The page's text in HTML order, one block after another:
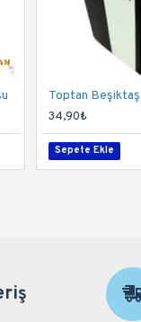
Toptan Beşiktaş
34,90₺
Sepete Ekle